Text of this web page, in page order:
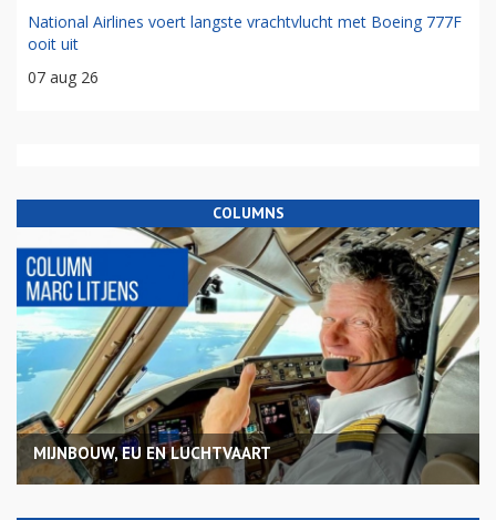
National Airlines voert langste vrachtvlucht met Boeing 777F
ooit uit
07 aug 26
COLUMNS
MIJNBOUW, EU EN LUCHTVAART